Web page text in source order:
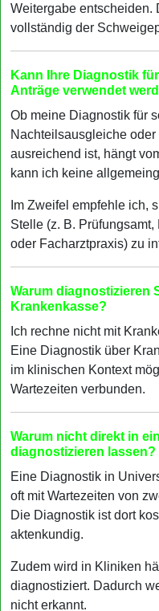
Weitergabe entscheiden.
vollständig der
Kann Ihre Diagnostik
Anträge verwendet
Ob meine Diagnostik für
Nachteilsausgleiche
ausreichend ist, hängt
kann ich keine
Im Zweifel empfehle ich,
Stelle (z. B.
oder Facharztpraxis) zu
Warum diagnostizieren
Krankenkasse?
Ich rechne nicht mit
Eine Diagnostik über
im klinischen Kontext
Wartezeiten verbunden.
Warum nicht direkt in
diagnostizieren lassen?
Eine Diagnostik in
oft mit Wartezeiten von
Die Diagnostik ist dort
aktenkundig.
Zudem wird in Kliniken
diagnostiziert. Dadurch
nicht erkannt.